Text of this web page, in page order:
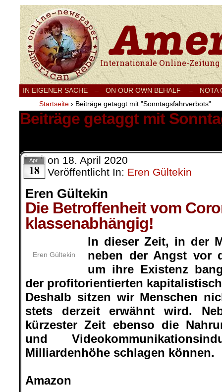
Internationale Onlinezeitung für Frieden,
IN EIGENER SACHE – ON OUR OWN BEHALF –
NOTA
Startseite › Beiträge getaggt mit "Sonntagsfahrverbots"
Beiträge getaggt mit
Apr.
18
on 18. April 2020
Veröffentlicht In: Eren Gültekin
Eren Gültekin
Die Betroffenheit vom
klassenabhängig!
Eren Gültekin
In dieser Zeit, in der
neben der Angst vor
um ihre Existenz
der profitorientierten
Deshalb sitzen wir Menschen
stets derzeit erwähnt wird.
kürzester Zeit ebenso die
und
Milliardenhöhe schlagen können.
Amazon